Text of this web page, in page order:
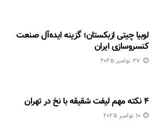
لوبیا چیتی ازبکستان؛ گزینه ایده‌آل صنعت
کنسروسازی ایران
27 نوامبر 2025
۴ نکته مهم لیفت شقیقه با نخ در تهران
10 نوامبر 2025